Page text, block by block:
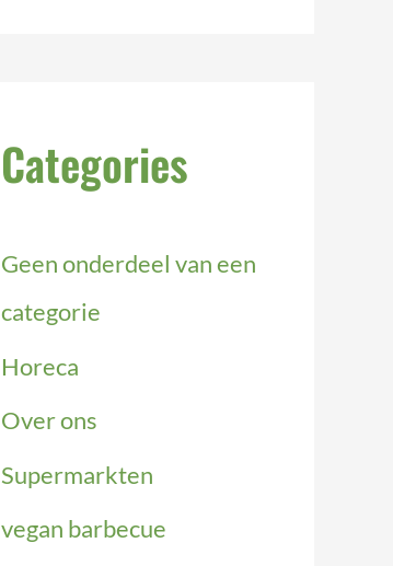
n
a
r
:
Categories
Geen onderdeel van een
categorie
Horeca
Over ons
Supermarkten
vegan barbecue